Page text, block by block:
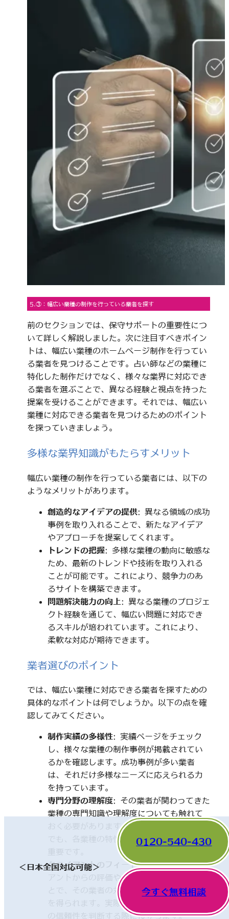
5.③：幅広い業種の制作を行っている業者を探す
前のセクションでは、保守サポートの重要性につ
いて詳しく解説しました。次に注目すべきポイン
トは、幅広い業種のホームページ制作を行ってい
る業者を見つけることです。占い師などの業種に
特化した制作だけでなく、様々な業界に対応でき
る業者を選ぶことで、異なる経験と視点を持った
提案を受けることができます。それでは、幅広い
業種に対応できる業者を見つけるためのポイント
を探っていきましょう。
多様な業界知識がもたらすメリット
幅広い業種の制作を行っている業者には、以下の
ようなメリットがあります。
創造的なアイデアの提供: 異なる領域の成功
事例を取り入れることで、新たなアイデア
やアプローチを提案してくれます。
トレンドの把握: 多様な業種の動向に敏感な
ため、最新のトレンドや技術を取り入れる
ことが可能です。これにより、競争力のあ
るサイトを構築できます。
問題解決能力の向上: 異なる業種のプロジェ
クト経験を通じて、幅広い問題に対応でき
るスキルが培われています。これにより、
柔軟な対応が期待できます。
業者選びのポイント
では、幅広い業種に対応できる業者を探すための
具体的なポイントは何でしょうか。以下の点を確
認してみてください。
制作実績の多様性: 実績ページをチェック
し、様々な業種の制作事例が掲載されてい
るかを確認します。成功事例が多い業者
は、それだけ多様なニーズに応えられる力
を持っています。
専門分野の理解度: その業者が関わってきた
業種の専門知識や理解度についても触れて
おく必要があります。一見、異なった分野
でも、各業種の特性を理解していることが
クライアントのフィードバック: 他のクライ
アントからの評価やレビューを確認するこ
とで、その業者の対応や成果に関する情報
を得られます。実際の利用者の声は、業者
の信頼性を判断する際に役立ちます。
＜日本全国対応可能＞
0120-540-430
今すぐ無料相談